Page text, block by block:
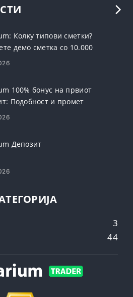
Колку типови сметки?
демо сметка со 10.000
100% бонус на првиот
Подобност и промет
Депозит
3
44